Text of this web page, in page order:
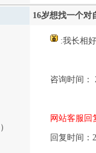
16岁想找一个对
）
:我长相
咨询时间：
网站客服回
回复时间：